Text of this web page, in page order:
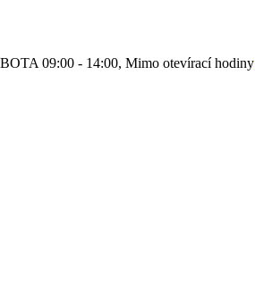
09:00 - 14:00, Mimo otevírací hodiny